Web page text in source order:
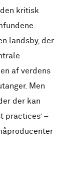
kritisk
landsby, der
af verdens
Men
der kan
practices’ –